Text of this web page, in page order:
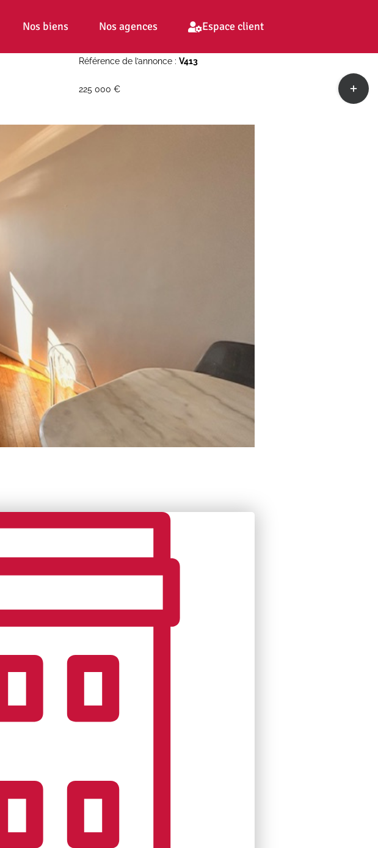
Nos biens Nos agences Espace client
Référence de l’annonce : V413
225 000 €
Toggle
Sliding
Bar